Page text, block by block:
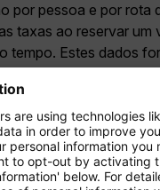
por pessoa e por rota
taxas ao reservar um
tempo. Estes dados
As tarifas
correspondem
a nossa opção tarifária
se taxas adicionais
serviços